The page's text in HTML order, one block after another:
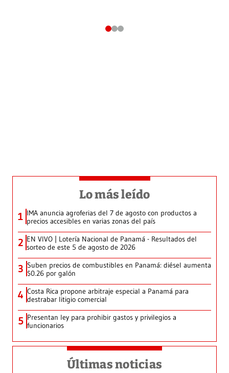
Lo más leído
1 IMA anuncia agroferias del 7 de agosto con productos a
precios accesibles en varias zonas del país
2 EN VIVO | Lotería Nacional de Panamá - Resultados del
sorteo de este 5 de agosto de 2026
3 Suben precios de combustibles en Panamá: diésel aumenta
$0.26 por galón
4 Costa Rica propone arbitraje especial a Panamá para
destrabar litigio comercial
5 Presentan ley para prohibir gastos y privilegios a
funcionarios
Últimas noticias